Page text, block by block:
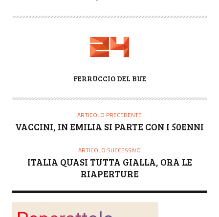
T
R
FERRUCCIO DEL BUE
ARTICOLO PRECEDENTE
VACCINI, IN EMILIA SI PARTE CON I 50ENNI
ARTICOLO SUCCESSIVO
ITALIA QUASI TUTTA GIALLA, ORA LE
RIAPERTURE